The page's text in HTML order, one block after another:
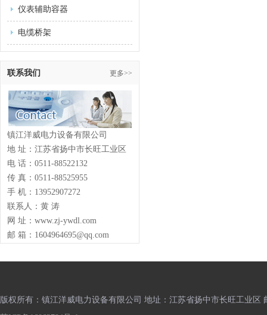
仪表辅助容器
电缆桥架
联系我们 更多>>
镇江洋威电力设备有限公司
地 址：江苏省扬中市长旺工业区
电 话：0511-88522132
传 真：0511-88525955
手 机：13952907272
联系人：黄 涛
网 址：www.zj-ywdl.com
邮 箱：1604964695@qq.com
版权所有：镇江洋威电力设备有限公司 地址：江苏省扬中市长旺工业区